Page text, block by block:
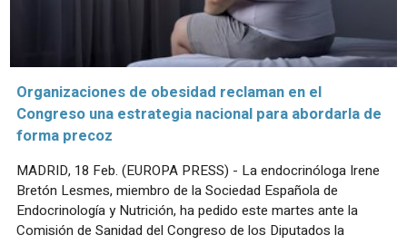
Organizaciones de obesidad reclaman en el
Congreso una estrategia nacional para abordarla de
forma precoz
MADRID, 18 Feb. (EUROPA PRESS) - La endocrinóloga Irene
Bretón Lesmes, miembro de la Sociedad Española de
Endocrinología y Nutrición, ha pedido este martes ante la
Comisión de Sanidad del Congreso de los Diputados la